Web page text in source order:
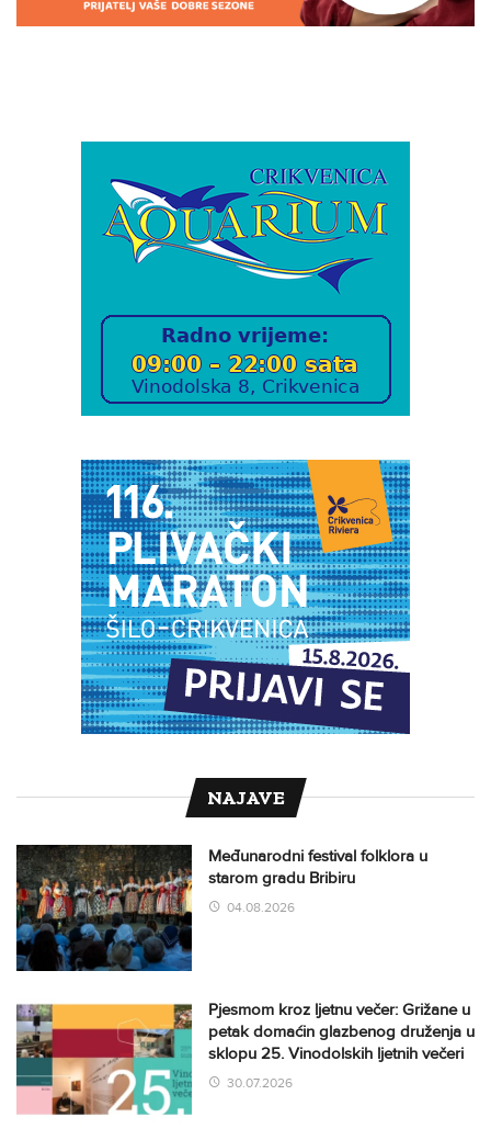
NAJAVE
Međunarodni festival folklora u
starom gradu Bribiru
04.08.2026
Pjesmom kroz ljetnu večer: Grižane u
petak domaćin glazbenog druženja u
sklopu 25. Vinodolskih ljetnih večeri
30.07.2026